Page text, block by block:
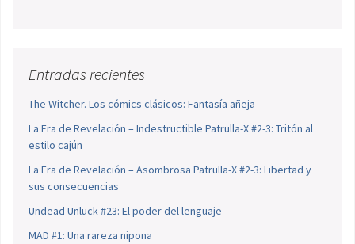
Entradas recientes
The Witcher. Los cómics clásicos: Fantasía añeja
La Era de Revelación – Indestructible Patrulla-X #2-3: Tritón al
estilo cajún
La Era de Revelación – Asombrosa Patrulla-X #2-3: Libertad y
sus consecuencias
Undead Unluck #23: El poder del lenguaje
MAD #1: Una rareza nipona